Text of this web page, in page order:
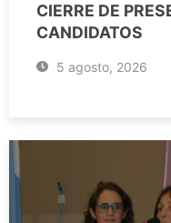
CIERRE DE
CANDIDATOS
5 agosto, 2026